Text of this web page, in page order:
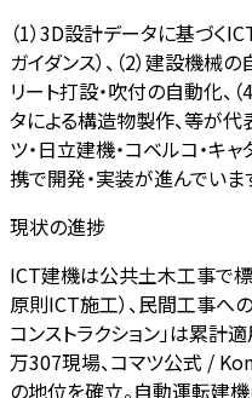
（1）3D設計データに基づく
ガイダンス）、（2）建設機械
リート打設・吹付の自動化、（
タによる構造物製作、等が代
ツ・日立建機・コベルコ・キ
携で開発・実装が進んでいま
現状の進捗
ICT建機は公共土木工事で
原則ICT施工）、民間工事へ
コンストラクション」は累
万307現場、コマツ公式 /
の地位を確立。自動運転建